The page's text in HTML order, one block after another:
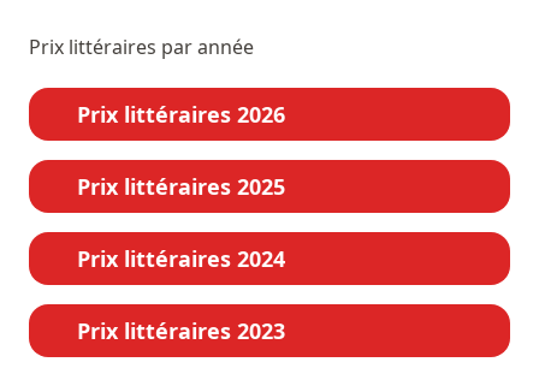
Prix littéraires par année
Prix littéraires 2026
Prix littéraires 2025
Prix littéraires 2024
Prix littéraires 2023